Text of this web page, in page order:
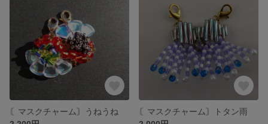
〘マスクチャーム〙うねうね
〘マスクチャーム〙トタン雨